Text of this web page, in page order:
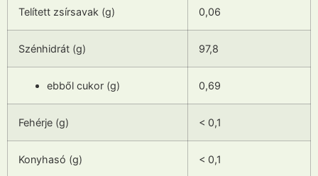
Telített zsírsavak (g) 0,06
Szénhidrát (g) 97,8
ebből cukor (g) 0,69
Fehérje (g) < 0,1
Konyhasó (g) < 0,1